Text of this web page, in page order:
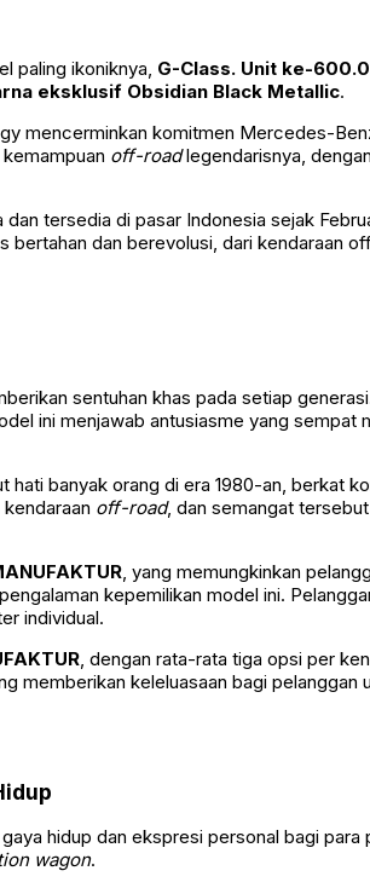
paling ikoniknya, G-Class. Unit ke-
eksklusif Obsidian Black Metallic.
mencerminkan komitmen Mercedes-
off-roadlegendarisnya,
tersedia di pasar Indonesia sejak
dan berevolusi, dari kendaraan
sentuhan khas pada setiap
ini menjawab antusiasme yang
banyak orang di era 1980-an, berkat
off-road, dan semangat
, yang memungkinkan
kepemilikan model ini.
individual.
, dengan rata-rata tiga opsi per
memberikan keleluasaan bagi
hidup dan ekspresi personal bagi
wagon.